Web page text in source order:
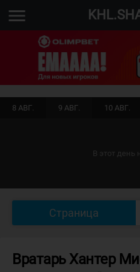
menu
8 АВГ. 9 АВГ. 10 АВГ.
В этот день
Страница
Вратарь Хантер